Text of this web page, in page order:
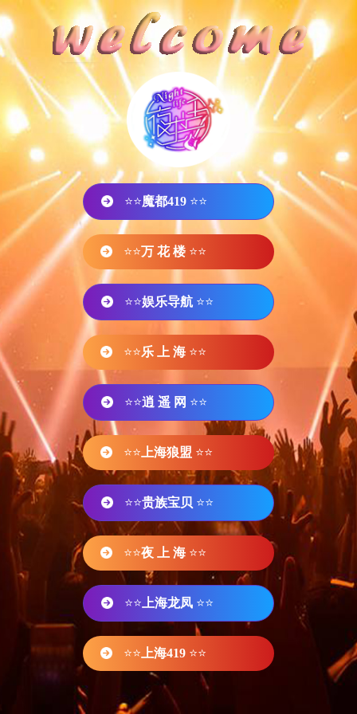
⭐⭐魔都419 ⭐⭐
⭐⭐万 花 楼 ⭐⭐
⭐⭐娱乐导航 ⭐⭐
⭐⭐乐 上 海 ⭐⭐
⭐⭐逍 遥 网 ⭐⭐
⭐⭐ 上海狼盟 ⭐⭐
⭐⭐贵族宝贝 ⭐⭐
⭐⭐夜 上 海 ⭐⭐
⭐⭐ 上海龙凤 ⭐⭐
⭐⭐ 上海419 ⭐⭐